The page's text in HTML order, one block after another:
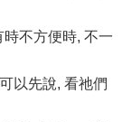
不方便時, 不一
以先說, 看祂們